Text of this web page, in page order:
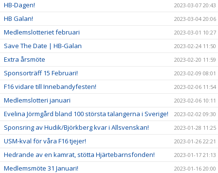
HB-Dagen! 2023-03-07 20:43
HB Galan! 2023-03-04 20:06
Medlemslotteriet februari 2023-03-01 10:27
Save The Date | HB-Galan 2023-02-24 11:50
Extra årsmöte 2023-02-20 11:59
Sponsorträff 15 Februari! 2023-02-09 08:01
F16 vidare till Innebandyfesten! 2023-02-06 11:54
Medlemslotteri januari 2023-02-06 10:11
Evelina Jörmgård bland 100 största talangerna i Sverige! 2023-02-02 09:30
Sponsring av Hudik/Björkberg kvar i Allsvenskan! 2023-01-28 11:25
USM-kval för våra F16 tjejer! 2023-01-26 22:21
Hedrande av en kamrat, stötta Hjärtebarnsfonden! 2023-01-17 21:13
Medlemsmöte 31 Januari! 2023-01-16 20:00